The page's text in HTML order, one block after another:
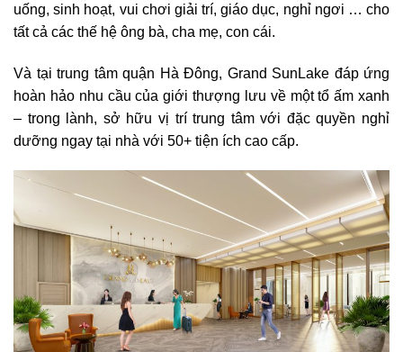
uống, sinh hoạt, vui chơi giải trí, giáo dục, nghỉ ngơi … cho
tất cả các thế hệ ông bà, cha mẹ, con cái.
Và tại trung tâm quận Hà Đông, Grand SunLake đáp ứng
hoàn hảo nhu cầu của giới thượng lưu về một tổ ấm xanh
– trong lành, sở hữu vị trí trung tâm với đặc quyền nghỉ
dưỡng ngay tại nhà với 50+ tiện ích cao cấp.